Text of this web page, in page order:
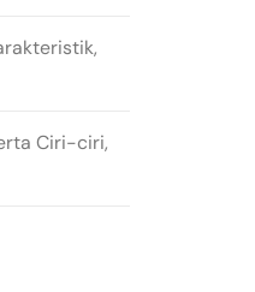
Ciri-ciri,